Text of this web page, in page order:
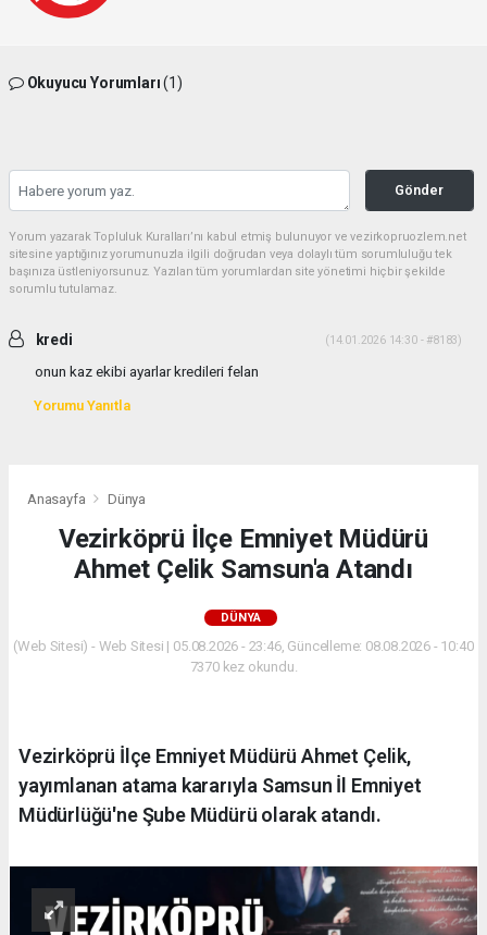
Okuyucu Yorumları(1)
Gönder
Yorum yazarak Topluluk Kuralları’nı kabul etmiş bulunuyor ve vezirkopruozlem.net
sitesine yaptığınız yorumunuzla ilgili doğrudan veya dolaylı tüm sorumluluğu tek
başınıza üstleniyorsunuz. Yazılan tüm yorumlardan site yönetimi hiçbir şekilde
sorumlu tutulamaz.
kredi (14.01.2026 14:30 - #8183)
onun kaz ekibi ayarlar kredileri felan
Yorumu Yanıtla
Anasayfa Dünya
Vezirköprü İlçe Emniyet Müdürü
Ahmet Çelik Samsun'a Atandı
DÜNYA
(Web Sitesi) - Web Sitesi | 05.08.2026 - 23:46, Güncelleme: 08.08.2026 - 10:40
7370 kez okundu.
Vezirköprü İlçe Emniyet Müdürü Ahmet Çelik,
yayımlanan atama kararıyla Samsun İl Emniyet
Müdürlüğü'ne Şube Müdürü olarak atandı.